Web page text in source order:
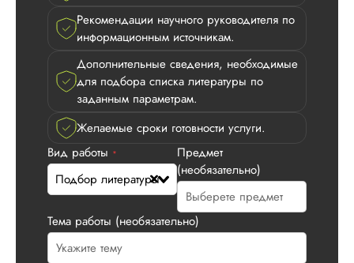
Рекомендации научного руководителя по
информационным источникам.
Дополнительные сведения, необходимые
для подбора списка литературы по
заданным параметрам.
Желаемые сроки готовности услуги.
Вид работы *
Подбор литературы
Предмет
(необязательно)
Тема работы (необязательно)